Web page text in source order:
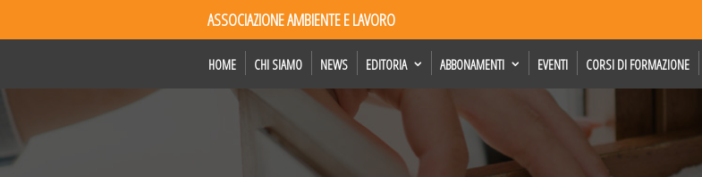
ASSOCIAZIONE AMBIENTE E LAVORO
HOME CHI SIAMO NEWS EDITORIA ABBONAMENTI EVENTI CORSI DI FORMAZIONE